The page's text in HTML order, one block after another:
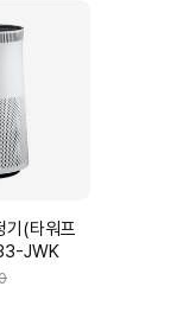
기(타워프
JWK